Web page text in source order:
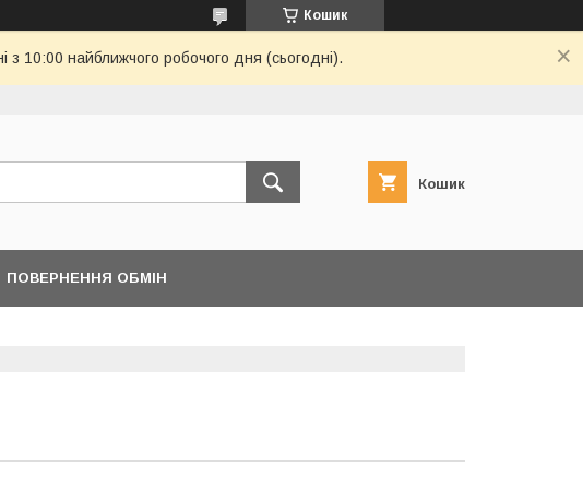
Кошик
з 10:00 найближчого робочого дня (сьогодні).
Кошик
ПОВЕРНЕННЯ ОБМІН